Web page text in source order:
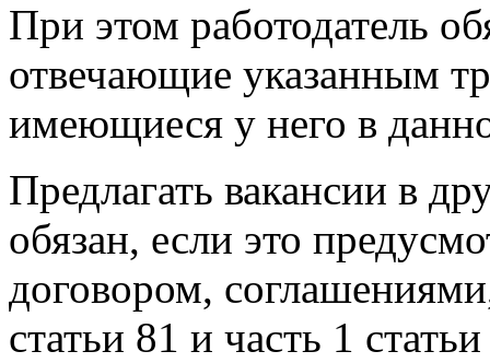
При этом работодатель
отвечающие указанным
имеющиеся у него в
Предлагать вакансии в
обязан, если это
договором,
статьи 81 и часть 1